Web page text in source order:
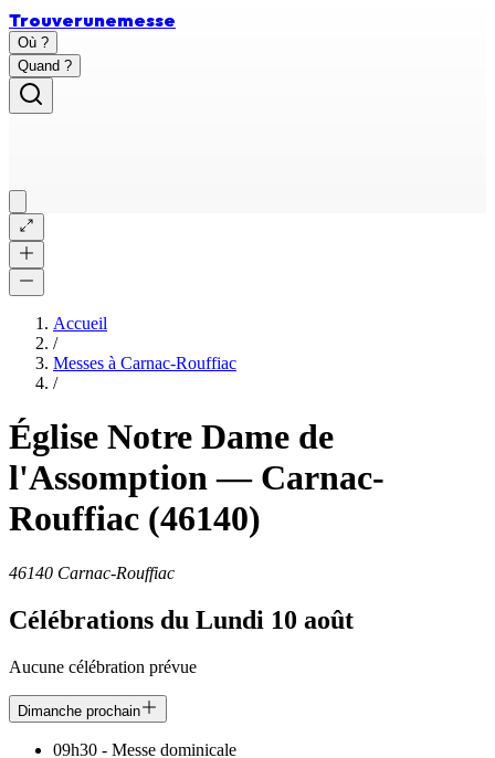
Trouverunemesse
Où ?
Quand ?
Accueil
/
Messes à Carnac-Rouffiac
/
Église Notre Dame de
l'Assomption— Carnac-
Rouffiac (46140)
46140 Carnac-Rouffiac
Célébrations du Lundi 10 août
Aucune célébration prévue
Dimanche prochain
09h30 - Messe dominicale